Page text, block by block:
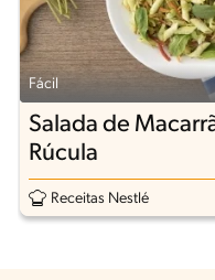
Fácil
Salada de
Rúcula
Receitas Nestlé